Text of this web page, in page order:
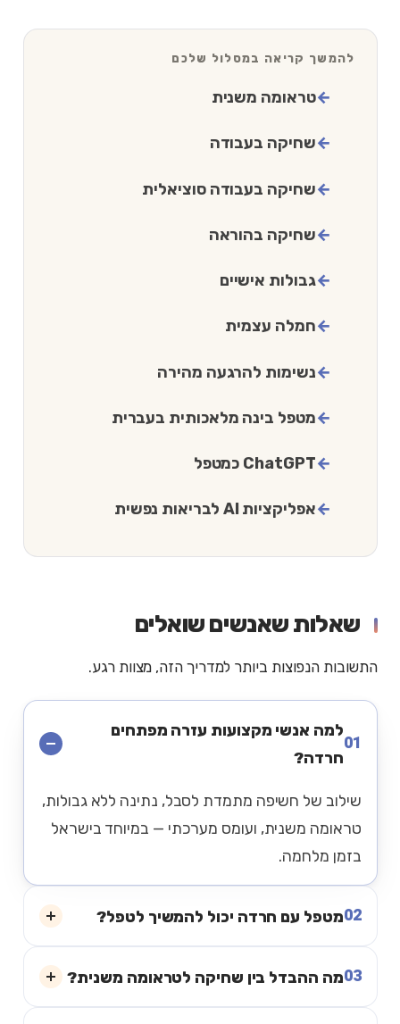
להמשך קריאה במסלול שלכם
טראומה משנית
שחיקה בעבודה
שחיקה בעבודה סוציאלית
שחיקה בהוראה
גבולות אישיים
חמלה עצמית
נשימות להרגעה מהירה
מטפל בינה מלאכותית בעברית
ChatGPT כמטפל
אפליקציות AI לבריאות נפשית
שאלות שאנשים שואלים
התשובות הנפוצות ביותר למדריך הזה, מצוות רגע.
01
למה אנשי מקצועות עזרה מפתחים
חרדה?
שילוב של חשיפה מתמדת לסבל, נתינה ללא גבולות,
טראומה משנית, ועומס מערכתי — במיוחד בישראל
בזמן מלחמה.
02מטפל עם חרדה יכול להמשיך לטפל?
03מה ההבדל בין שחיקה לטראומה משנית?